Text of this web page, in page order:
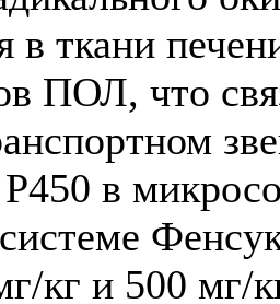
в ткани
ПОЛ, что
в
кг и 500